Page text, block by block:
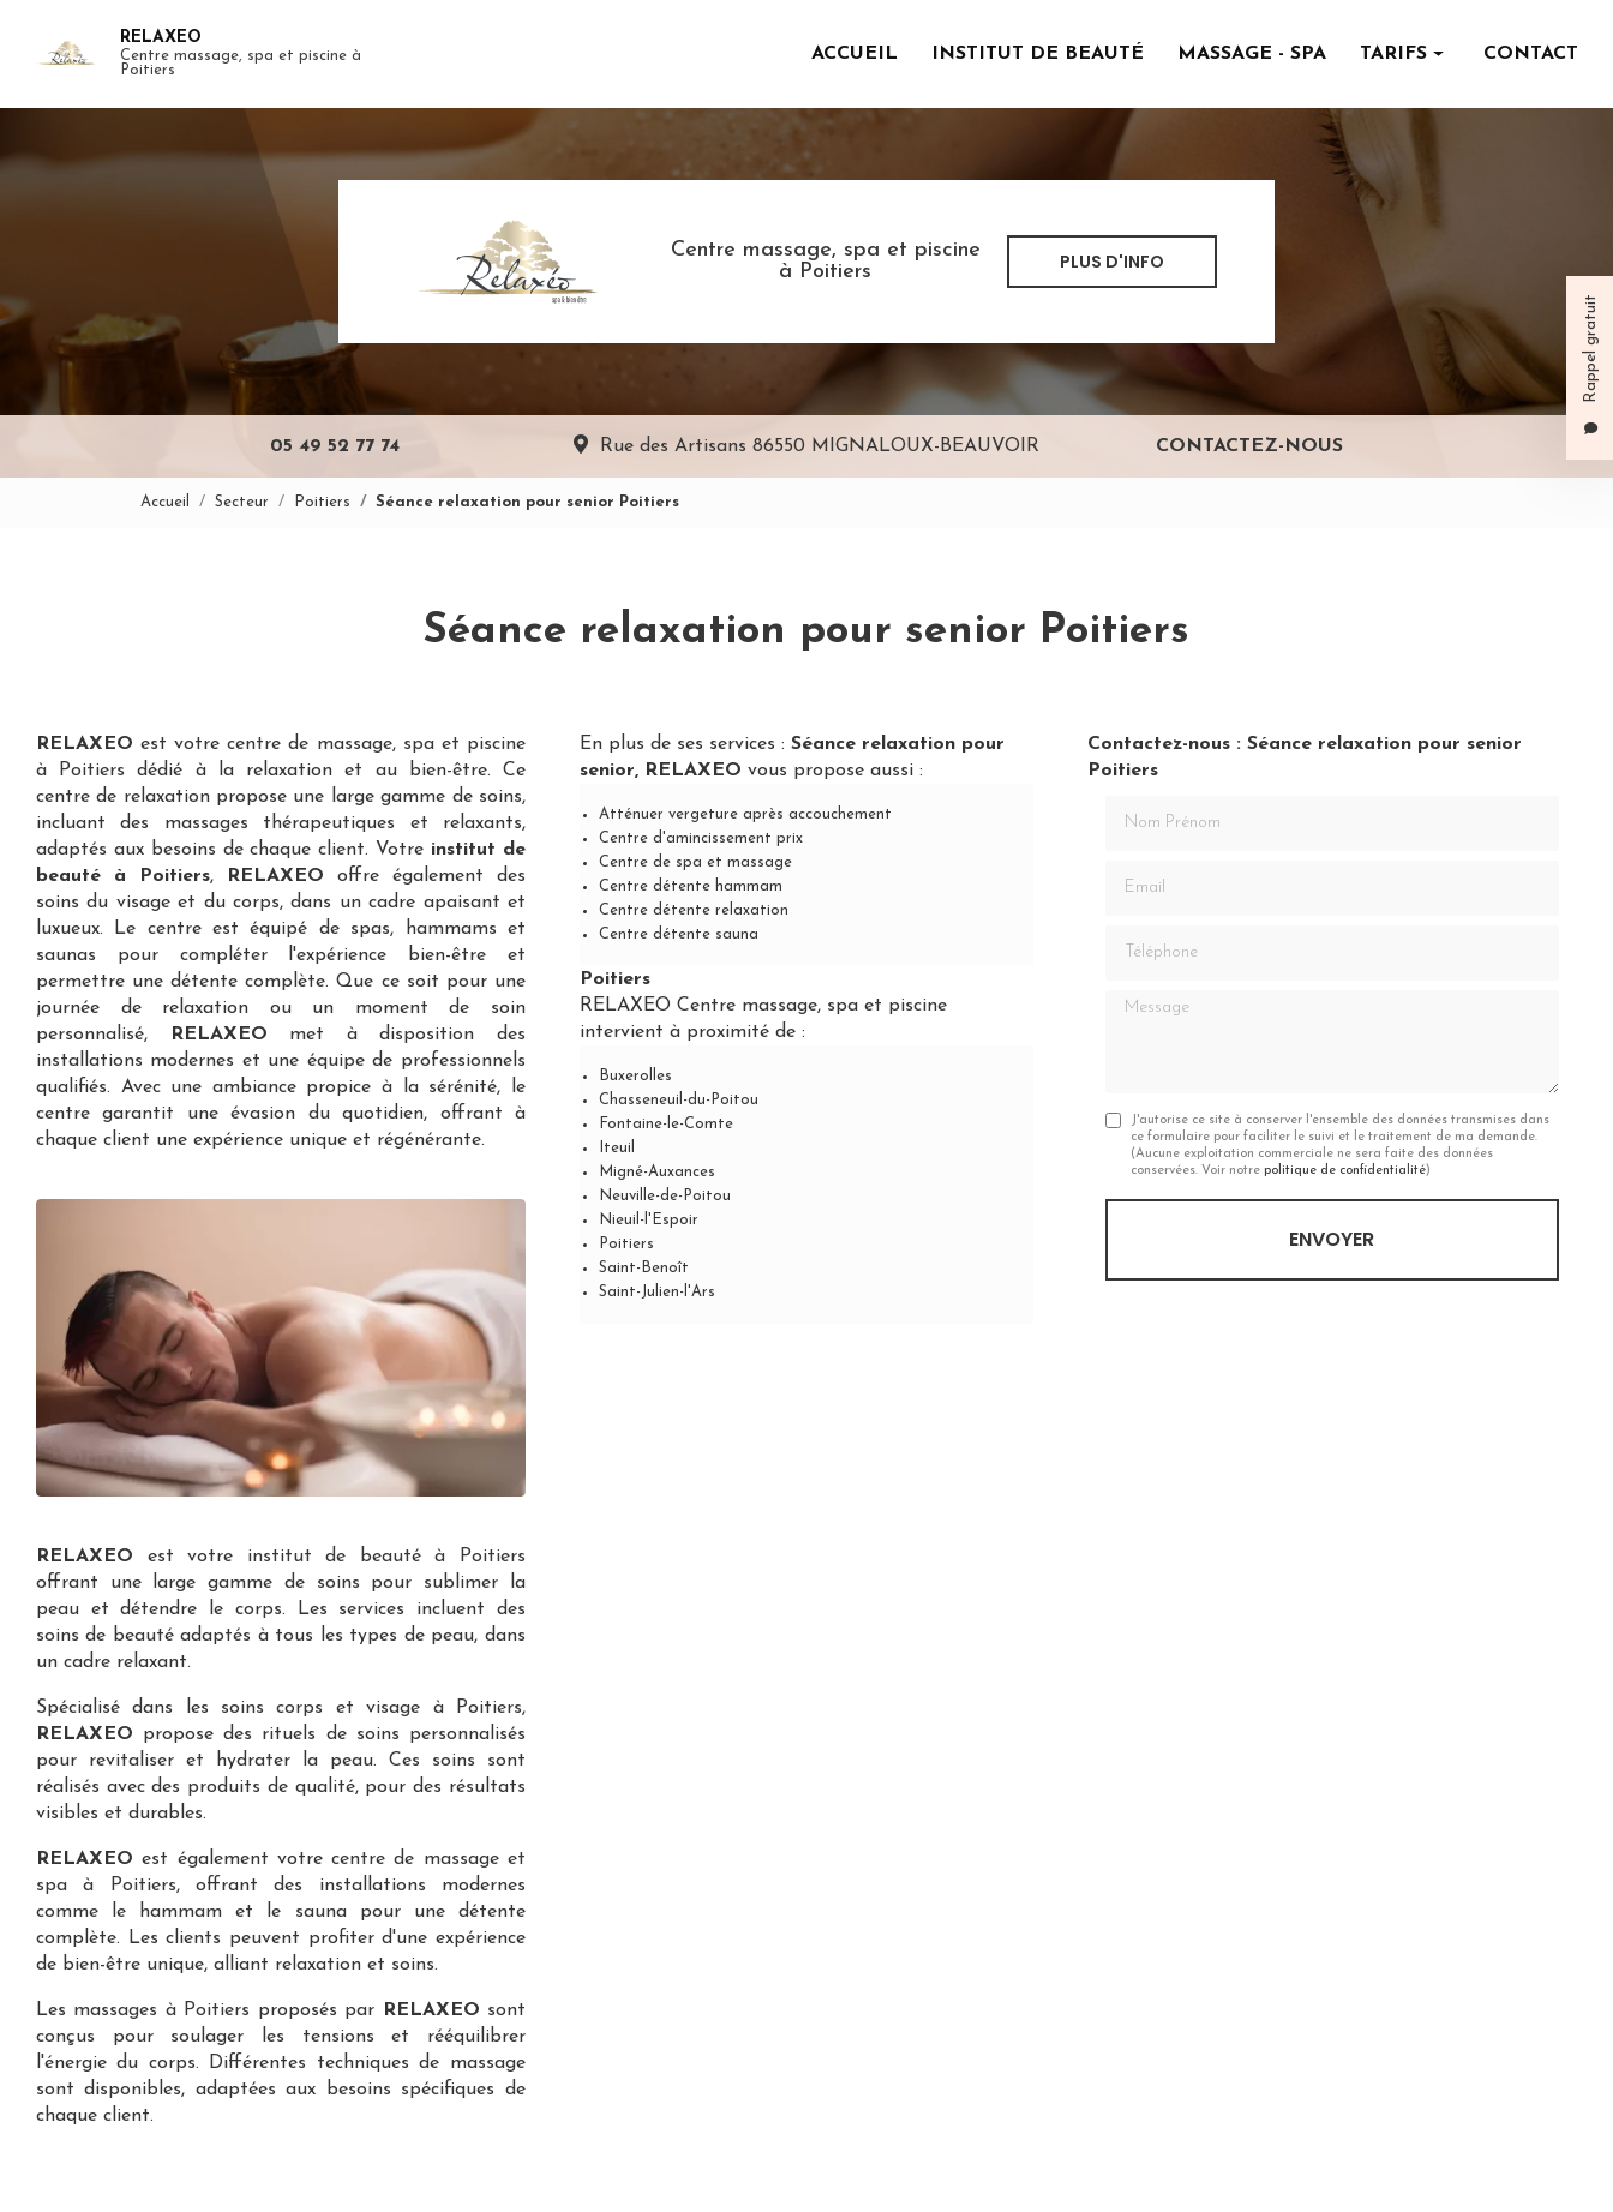
contenu
RELAXEO
Centre massage, spa et piscine à
Poitiers
Rappel gratuit
ACCUEIL INSTITUT DE BEAUTÉ MASSAGE - SPA TARIFS
Massage - spa
CONTACT
Centre massage, spa et piscine
à Poitiers
PLUS D'INFO
05 49 52 77 74 Rue des Artisans 86550 MIGNALOUX-BEAUVOIR CONTACTEZ-NOUS
Accueil Secteur Poitiers Séance relaxation pour senior Poitiers
Séance relaxation pour senior Poitiers
RELAXEO est votrecentre de massage, spa et piscine
à Poitiers dédié à la relaxation et au bien-être. Ce
centre de relaxation propose une large gamme de soins,
incluant des massages thérapeutiques et relaxants,
adaptés aux besoins de chaque client. Votre institut de
beauté à Poitiers, RELAXEO offre également des
soins du visage et du corps, dans un cadre apaisant et
luxueux. Le centre est équipé de spas, hammams et
saunas pour compléter l'expérience bien-être et
permettre une détente complète. Que ce soit pour une
journée de relaxation ou un moment de soin
personnalisé, RELAXEO met à disposition des
installations modernes et une équipe de professionnels
qualifiés. Avec une ambiance propice à la sérénité, le
centre garantit une évasion du quotidien, offrant à
chaque client une expérience unique et régénérante.
RELAXEO est votre institut de beauté à Poitiers
offrant une large gamme de soins pour sublimer la
peau et détendre le corps. Les services incluent des
soins de beauté adaptés à tous les types de peau, dans
un cadre relaxant.
Spécialisé dans les soins corps et visage à Poitiers,
RELAXEO propose des rituels de soins personnalisés
pour revitaliser et hydrater la peau. Ces soins sont
réalisés avec des produits de qualité, pour des résultats
visibles et durables.
RELAXEO est également votrecentre de massage et
spa à Poitiers, offrant des installations modernes
comme le hammam et le sauna pour une détente
complète. Les clients peuvent profiter d'une expérience
de bien-être unique, alliant relaxation et soins.
Les massages à Poitiers proposés par RELAXEO sont
conçus pour soulager les tensions et rééquilibrer
l'énergie du corps. Différentes techniques de massage
sont disponibles, adaptées aux besoins spécifiques de
chaque client.
En plus de ses services : Séance relaxation pour
senior, RELAXEO vous propose aussi :
Atténuer vergeture après accouchement
Centre d'amincissement prix
Centre de spa et massage
Centre détente hammam
Centre détente relaxation
Centre détente sauna
Poitiers
RELAXEO Centre massage, spa et piscine
intervient à proximité de :
Buxerolles
Chasseneuil-du-Poitou
Fontaine-le-Comte
Iteuil
Migné-Auxances
Neuville-de-Poitou
Nieuil-l'Espoir
Poitiers
Saint-Benoît
Saint-Julien-l'Ars
Contactez-nous : Séance relaxation pour senior
Poitiers
Message
J'autorise ce site à conserver l'ensemble des données transmises dans
ce formulaire pour faciliter le suivi et le traitement de ma demande.
(Aucune exploitation commerciale ne sera faite des données
conservées. Voir notre politique de confidentialité)